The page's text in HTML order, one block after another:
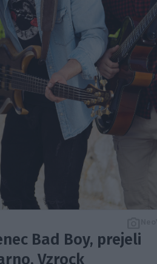
Bad Boy, prejeli
Vzrock